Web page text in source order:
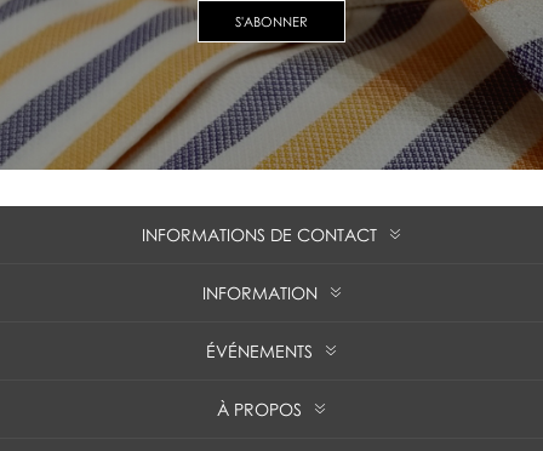
S'ABONNER
INFORMATIONS DE CONTACT
INFORMATION
ÉVÉNEMENTS
À PROPOS